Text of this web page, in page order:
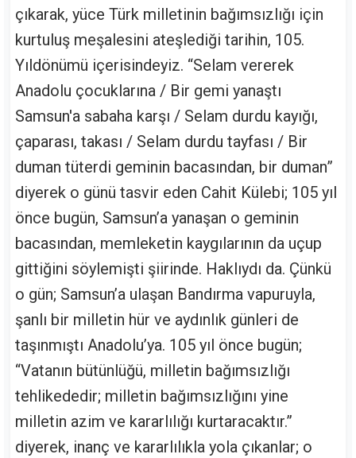
çıkarak, yüce Türk milletinin bağımsızlığı için
kurtuluş meşalesini ateşlediği tarihin, 105.
Yıldönümü içerisindeyiz. “Selam vererek
Anadolu çocuklarına / Bir gemi yanaştı
Samsun'a sabaha karşı / Selam durdu kayığı,
çaparası, takası / Selam durdu tayfası / Bir
duman tüterdi geminin bacasından, bir duman”
diyerek o günü tasvir eden Cahit Külebi; 105 yıl
önce bugün, Samsun’a yanaşan o geminin
bacasından, memleketin kaygılarının da uçup
gittiğini söylemişti şiirinde. Haklıydı da. Çünkü
o gün; Samsun’a ulaşan Bandırma vapuruyla,
şanlı bir milletin hür ve aydınlık günleri de
taşınmıştı Anadolu’ya. 105 yıl önce bugün;
“Vatanın bütünlüğü, milletin bağımsızlığı
tehlikededir; milletin bağımsızlığını yine
milletin azim ve kararlılığı kurtaracaktır.”
diyerek, inanç ve kararlılıkla yola çıkanlar; o